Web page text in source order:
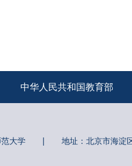
中华人民共和国教育部
大学 | 地址：北京市海